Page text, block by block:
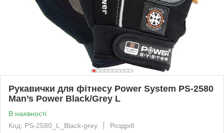
Рукавички для фітнесу Power System PS-2580
Man’s Power Black/Grey L
В наявності
Код: PS-2580_L_Black-grey
Роздріб